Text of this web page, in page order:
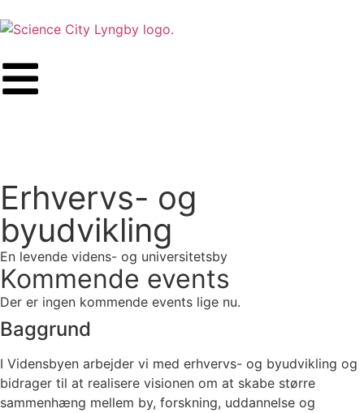
Erhvervs- og
byudvikling
En levende videns- og universitetsby
Kommende events
Der er ingen kommende events lige nu.
Baggrund
I Vidensbyen arbejder vi med erhvervs- og byudvikling og
bidrager til at realisere visionen om at skabe større
sammenhæng mellem by, forskning, uddannelse og